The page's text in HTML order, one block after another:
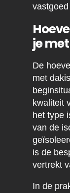
je
De
met
kwaliteit
het type
van de
is de
vertrekt
In de